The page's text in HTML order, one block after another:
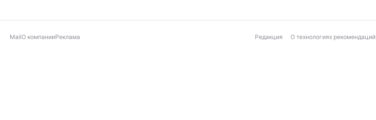
MailО компанииРеклама Редакция О технологиях рекомендаций